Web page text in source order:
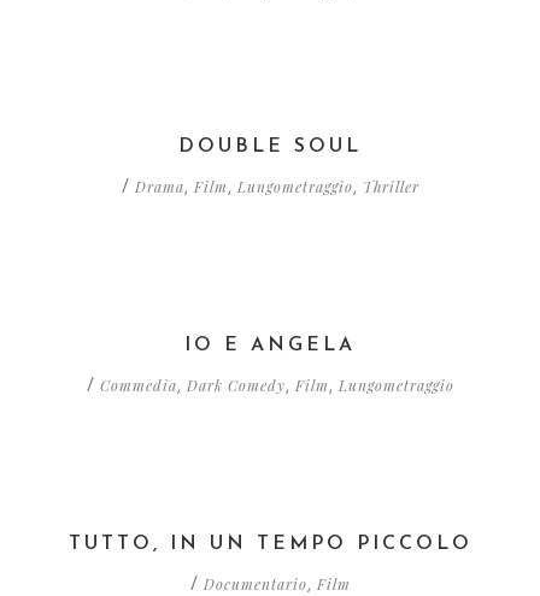
DOUBLE SOUL
/ Drama, Film , Lungometraggio, Thriller
IO E ANGELA
/ Commedia, Dark Comedy, Film , Lungometraggio
TUTTO, IN UN TEMPO PICCOLO
/ Documentario, Film